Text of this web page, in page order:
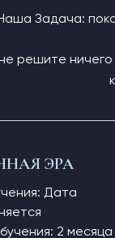
Задача:
решите ничего
ЭРА
Дата
2 месяца